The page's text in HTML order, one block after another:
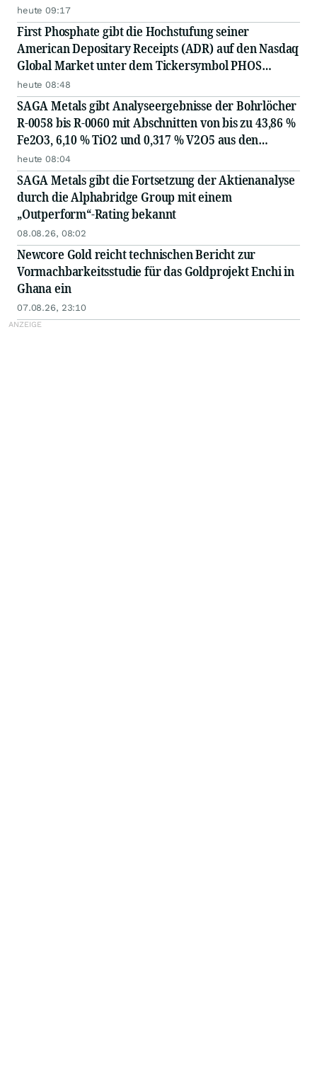
heute 09:17
First Phosphate gibt die Hochstufung seiner
American Depositary Receipts (ADR) auf den Nasdaq
Global Market unter dem Tickersymbol PHOS
bekannt
heute 08:48
SAGA Metals gibt Analyseergebnisse der Bohrlöcher
R-0058 bis R-0060 mit Abschnitten von bis zu 43,86 %
Fe2O3, 6,10 % TiO2 und 0,317 % V2O5 aus den
Bohrungen 2026 auf dem Projekt Radar für kritische
Minerale in Labrador bekannt
heute 08:04
SAGA Metals gibt die Fortsetzung der Aktienanalyse
durch die Alphabridge Group mit einem
„Outperform“-Rating bekannt
08.08.26, 08:02
Newcore Gold reicht technischen Bericht zur
Vormachbarkeitsstudie für das Goldprojekt Enchi in
Ghana ein
07.08.26, 23:10